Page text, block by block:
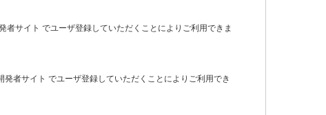
サイト でユーザ登録していただくことによりご利用できま
者サイト でユーザ登録していただくことによりご利用でき